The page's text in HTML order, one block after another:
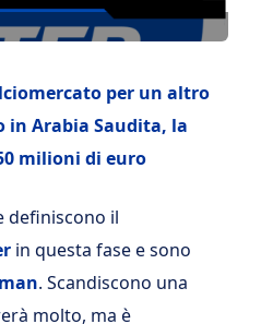
per un altro
in Arabia Saudita, la
milioni di euro
definiscono il
in questa fase e sono
. Scandiscono una
molto, ma è